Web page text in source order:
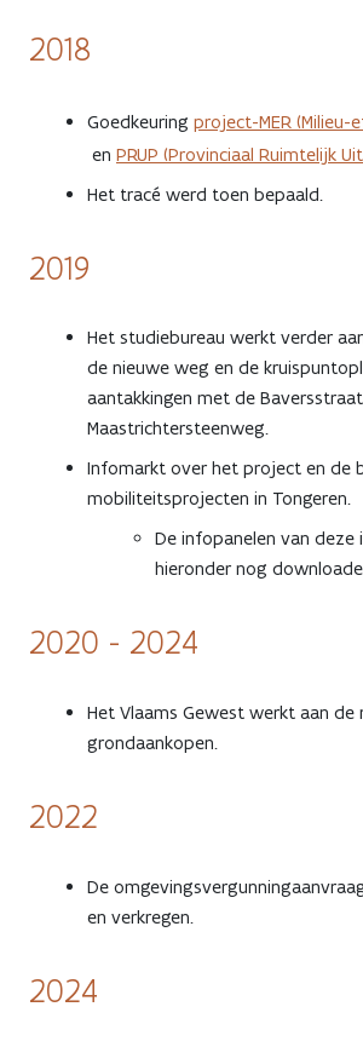
2018
Goedkeuring project-MER
en PRUP (Provinciaal Ruimtelijk
Het tracé werd toen bepaald.
2019
Het studiebureau werkt verder
de nieuwe weg en de
aantakkingen met de
Maastrichtersteenweg.
Infomarkt over het project en de
mobiliteitsprojecten in Tongeren.
De infopanelen van deze
hieronder nog
2020 - 2024
Het Vlaams Gewest werkt aan de
grondaankopen.
2022
De
en verkregen.
2024